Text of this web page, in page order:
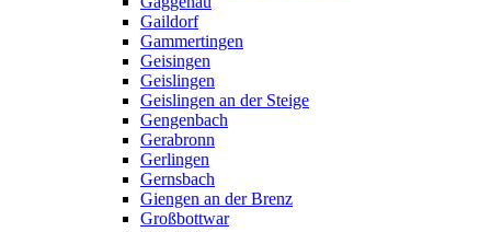
Gaildorf
Gammertingen
Geisingen
Geislingen
Geislingen an der Steige
Gengenbach
Gerabronn
Gerlingen
Gernsbach
Giengen an der Brenz
Großbottwar